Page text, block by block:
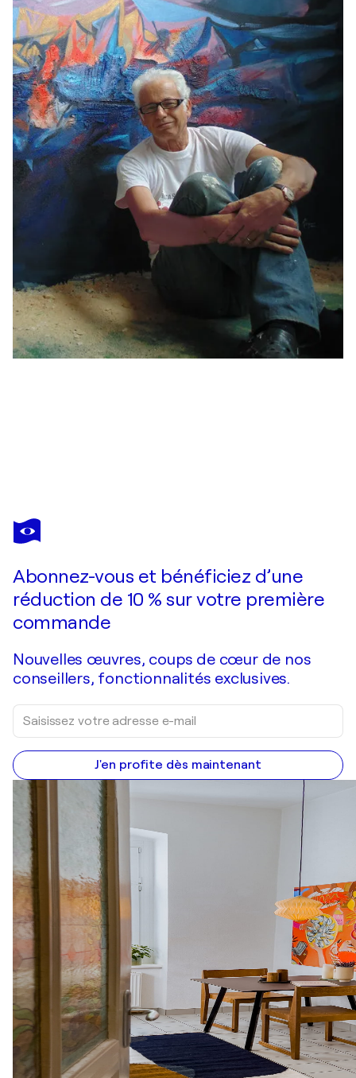
FRANCO MARGARI
LA PROFONDA GENEROSITA' DELL'OMBRA
Abonnez-vous et bénéficiez d’une
réduction de 10 % sur votre première
commande
Nouvelles œuvres, coups de cœur de nos
conseillers, fonctionnalités exclusives.
J'en profite dès maintenant